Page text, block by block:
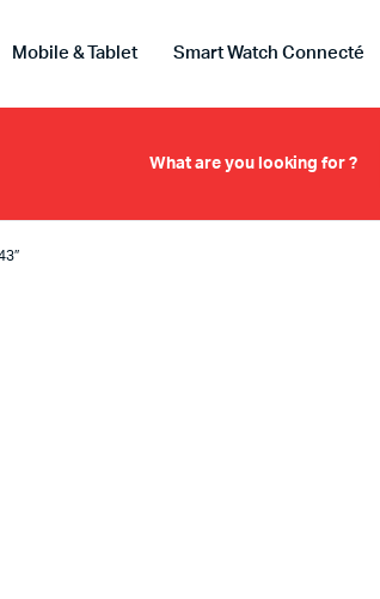
Mobile & Tablet Smart Watch Connecté
What are you looking for ?